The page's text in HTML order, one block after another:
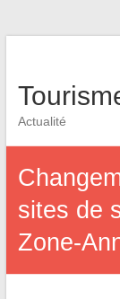
Actualité
sites de
Zone-